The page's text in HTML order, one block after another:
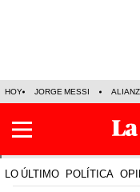
HOY JORGE MESSI
LO ÚLTIMO POLÍTICA